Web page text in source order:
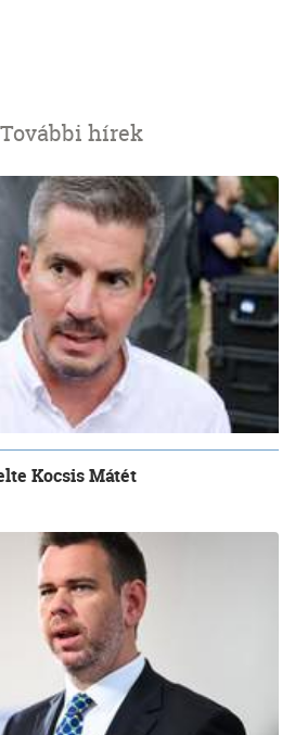
További hírek
Kocsis Mátét